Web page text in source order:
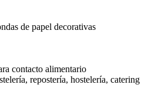
de papel decorativas
contacto alimentario
repostería, hostelería, catering